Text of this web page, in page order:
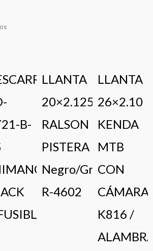
B-
LLANTA
20×2.125
RALSON
PISTERA
Negro/Gris/Blanco
R-4602
LLANTA
26×2.10
KENDA
MTB
CON
CÁMARA
K816 /